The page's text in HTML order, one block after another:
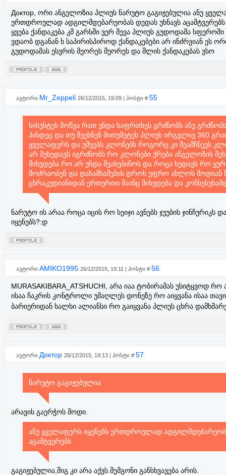
Доктор, ორი ანგელოზია პლიუს ნარუტო გაგიჟებულია ანუ
ერთდროულად ადგილმდებარეობას დედას უხნავს აცამტვერებს
ყვება ქანდაკება კმ გარსში ვერ შევა პლიუს გუდოდამა
ვდაობ დგანან ხ საპირისპიროდ ქანდაკებები არ ინძრვიან ეს
გუდოდამას ესვრის მეორეს მეორეს და შლის ქანდაკებას ვსო
ავტორი Mr_Zeppeli 26/12/2015, 19:09 | პოსტი # 55
სისუსტეს მოწვა რათ უნდა საფრთხეს გრძნობს ანუ
პისდეც და თუ შეეხნენ მითუმეტეს პლიუს ირგვლივ 360
ყველაფერს და უშვებს კლონებს როგორც კი შეამჩნევს
არ შეხედავს იგრძნობს რო კლონები ქრება ანგელოზის
მიხვდება რო არ უნდა შეახებინოს და როცა ხედავს რო
მოძრაობენ და დახამხამების დროს უფრო ახლოს მოდიან
ცხრაკუდიანიდან ერთერთი მაინც მიხვდება და
ნარუტო ის არაა როცა იცის რო სეიჯი ავნებს ჯუუბის ჯინჩურიკს
იყენებს?:დ
ავტორი AMIKO1995 26/12/2015, 19:11 | პოსტი # 56
MURASAKIBARA_ATSHUCHI, არა იაა ტობირამას უსიტყვოდ რო
ისაა ჩაკრის კონტროლი უმაღლეს დონეზე რო აიყვანა ისაა
ბარიერიდან ხალხი ალიანსი რო გაიყვანა პლიუს ცხრა
ავტორი Доктор 26/12/2015, 19:13 | პოსტი # 57
ნარუტო გაგიჟებულია
არავის გაერჭოს მოდი.
ანუ ყველაფერს იყენებს ერთდროულად
აცამტვერებს
გაგიჟებულია,შიგ კი არა აქვს.მემგონი განსხვავება არის.